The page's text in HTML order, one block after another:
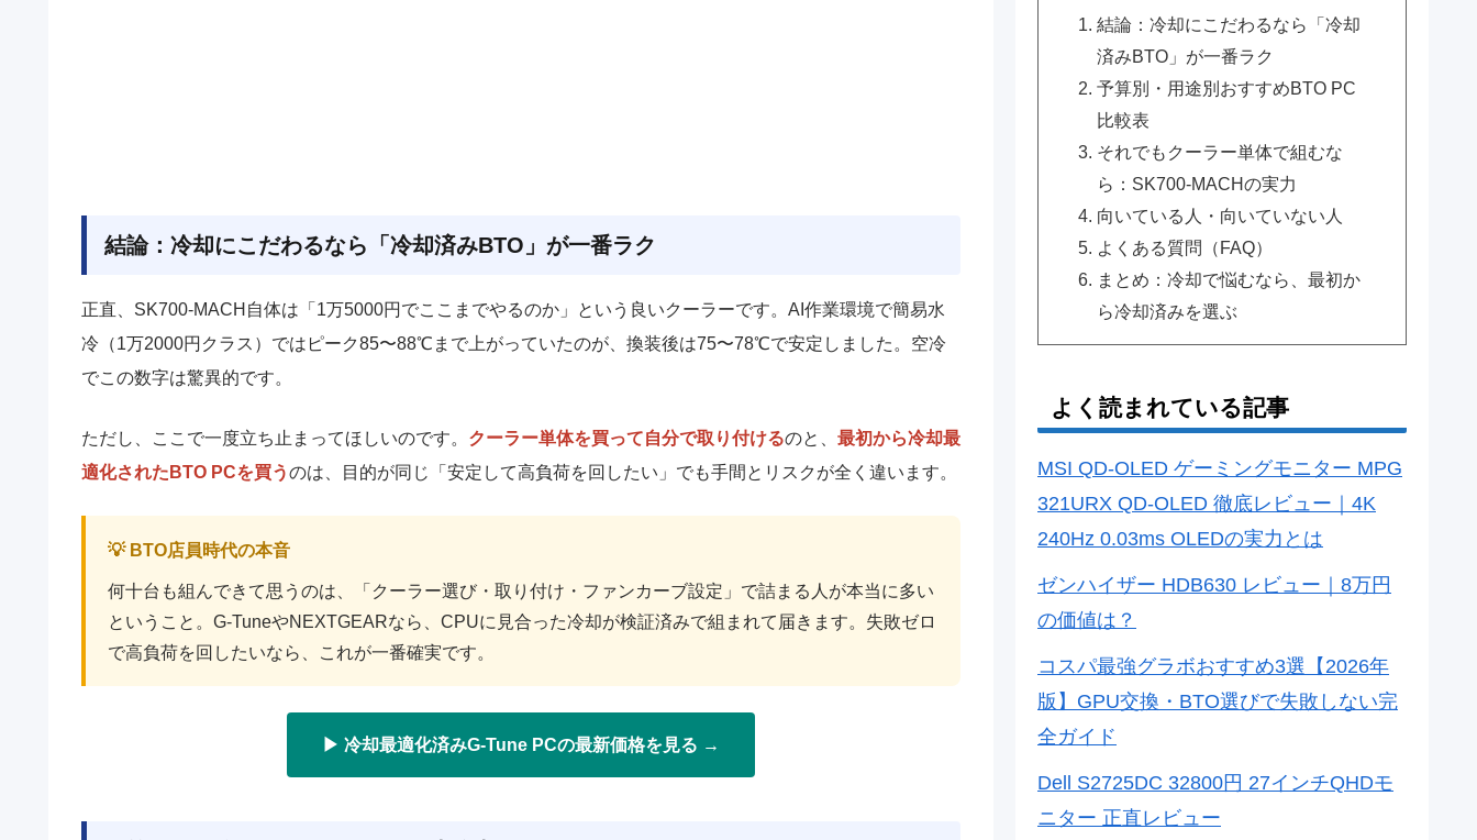
結論：冷却にこだわるなら「冷却済みBTO」が一番ラク
正直、SK700-MACH自体は「1万5000円でここまでやるのか」という良いクーラーです。AI作業環境で簡易水
冷（1万2000円クラス）ではピーク85〜88℃まで上がっていたのが、換装後は75〜78℃で安定しました。空冷
でこの数字は驚異的です。
ただし、ここで一度立ち止まってほしいのです。 クーラー単体を買って自分で取り付けるのと、 最初から冷却最
適化されたBTO PCを買うのは、目的が同じ「安定して高負荷を回したい」でも手間とリスクが全く違います。
💡 BTO店員時代の本音
何十台も組んできて思うのは、「クーラー選び・取り付け・ファンカーブ設定」で詰まる人が本当に多い
ということ。G-TuneやNEXTGEARなら、CPUに見合った冷却が検証済みで組まれて届きます。失敗ゼロ
で高負荷を回したいなら、これが一番確実です。
▶ 冷却最適化済みG-Tune PCの最新価格を見る →
結論：冷却にこだわるなら「冷却
済みBTO」が一番ラク
予算別・用途別おすすめBTO PC
比較表
それでもクーラー単体で組むな
ら：SK700-MACHの実力
向いている人・向いていない人
よくある質問（FAQ）
まとめ：冷却で悩むなら、最初か
ら冷却済みを選ぶ
よく読まれている記事
MSI QD-OLED ゲーミングモニター MPG
321URX QD-OLED 徹底レビュー｜4K
240Hz 0.03ms OLEDの実力とは
ゼンハイザー HDB630 レビュー｜8万円
の価値は？
コスパ最強グラボおすすめ3選【2026年
版】GPU交換・BTO選びで失敗しない完
全ガイド
Dell S2725DC 32800円 27インチQHDモ
ニター 正直レビュー